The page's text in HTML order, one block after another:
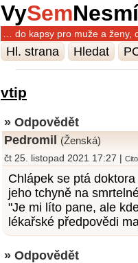
VySem
… do kapsy pro muže a ženy,
Hl. strana Hledat
vtip
» Odpovědět
Pedromil
(Ženská)
čt 25. listopad 2021 17:27 |
Chlápek se ptá
jeho tchyně na
"Je mi líto pane, ale
lékařské předpovědi
» Odpovědět